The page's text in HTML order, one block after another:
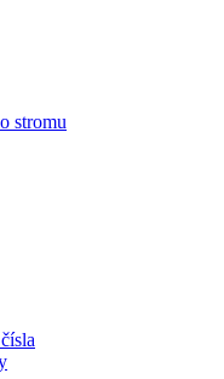
stromu